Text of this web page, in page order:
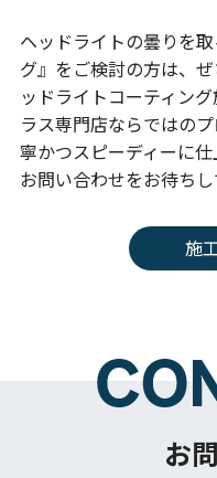
ヘッドライトの曇りを
グ』をご検討の方は、
ッドライトコーティン
ラス専門店ならではの
寧かつスピーディーに
お問い合わせをお待ちし
施
お